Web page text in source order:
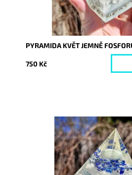
PYRAMIDA KVĚT JEMNĚ
750 Kč
Dostupnost:
Vyprodáno
10109